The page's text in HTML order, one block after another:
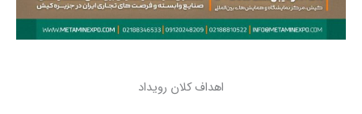
اهداف کلان رویداد